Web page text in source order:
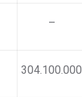
–
304.100.000